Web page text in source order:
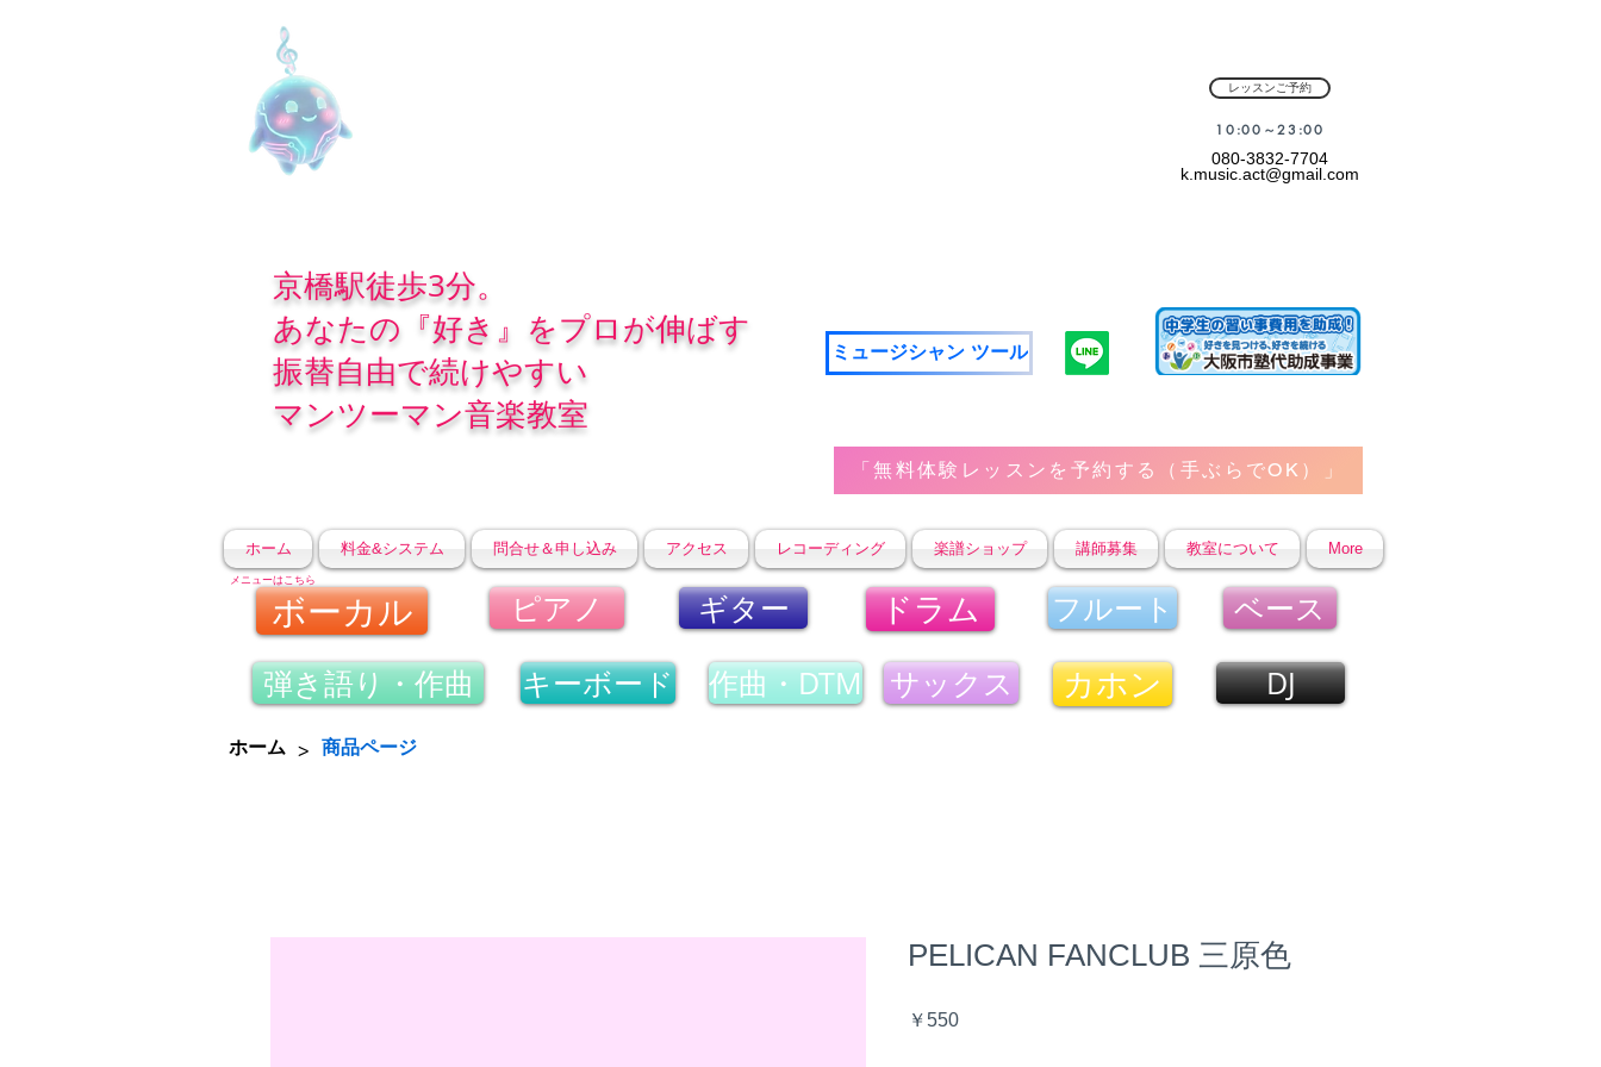
京橋駅徒歩3分。
あなたの『好き』をプロが伸ばす
振替自由で続けやすい
マンツーマン音楽教室
レッスンご予約
080-3832-7704
k.music.act@gmail.com
​10:00～23:00
ミュージシャン ツール
「無料体験レッスンを予約する（手ぶらでOK）」
ホーム 料金&システム 問合せ＆申し込み アクセス レコーディング 楽譜ショップ 講師募集 教室について More
メニューはこちら
ボーカル
弾き語り・作曲
ピアノ
キーボード
ギター
作曲・DTM
ドラム
サックス
フルート
カホン
ベース
DJ
ホーム > 商品ページ
PELICAN FANCLUB 三原色
￥550価